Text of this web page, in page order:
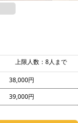
上限人数：8人まで
38,000円
39,000円